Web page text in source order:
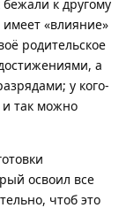
к другому
«влияние»
родительское
а
у кого-
и так можно
освоил все
чтоб это